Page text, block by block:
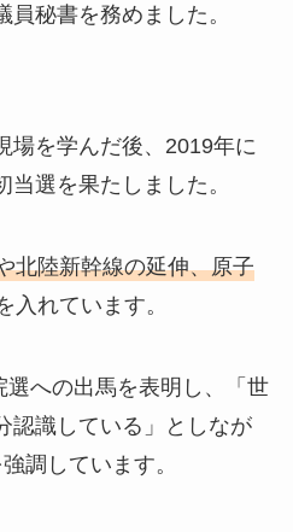
秘書を務めました。
場を学んだ後、2019年に
選を果たしました。
北陸新幹線の延伸、原子
入れています。
への出馬を表明し、「世
認識している」としなが
調しています。